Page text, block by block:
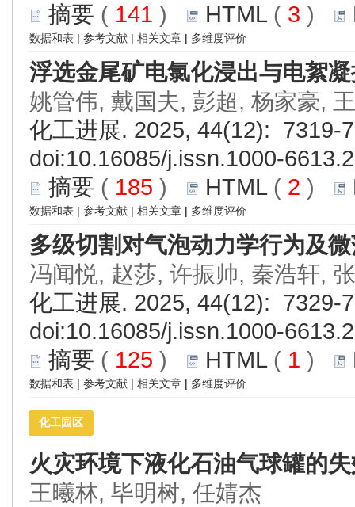
摘要 ( 141 ) HTML( 3 )
数据和表 | 参考文献 | 相关文章 | 多维度评价
浮选金尾矿电氯化浸出与电絮
姚管伟, 戴国夫, 彭超, 杨家豪,
化工进展. 2025, 44(12): 7319-
doi:10.16085/j.issn.1000-
摘要 ( 185 ) HTML( 2 )
数据和表 | 参考文献 | 相关文章 | 多维度评价
多级切割对气泡动力学行为及
冯闻悦, 赵莎, 许振帅, 秦浩轩,
化工进展. 2025, 44(12): 7329-
doi:10.16085/j.issn.1000-
摘要 ( 125 ) HTML( 1 )
数据和表 | 参考文献 | 相关文章 | 多维度评价
化工园区
火灾环境下液化石油气球罐的
王曦林, 毕明树, 任婧杰